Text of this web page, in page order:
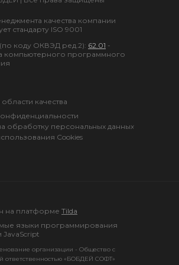
с Отчетом о
скота и птицы на
N СП-51).
"Акт выбытия птицы"
для отражения
павшей птицы. На
отраслевой отчётности
животных, животные на
птица, животные
коду ОКВЭД ред.2): 62.01 -
компьютерного программного
качества компании
стандарту ISO 9001
организации - Общество с
ответственностью «БОБДЕЙ СОФТ»
на платформе Tilda
языки программирования
JavaScript
качества
обработку персональных данных
Cookies